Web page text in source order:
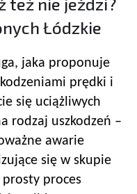
Łódzkie
jaka proponuje
prędki i
się uciążliwych
rodzaj uszkodzeń –
awarie
się w skupie
proces